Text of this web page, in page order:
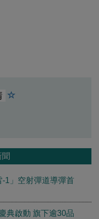
-1」空射彈道導彈首
典啟動 旗下逾30品